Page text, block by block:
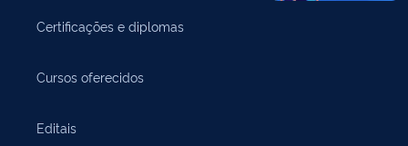
Certificações e diplomas
Cursos oferecidos
Editais